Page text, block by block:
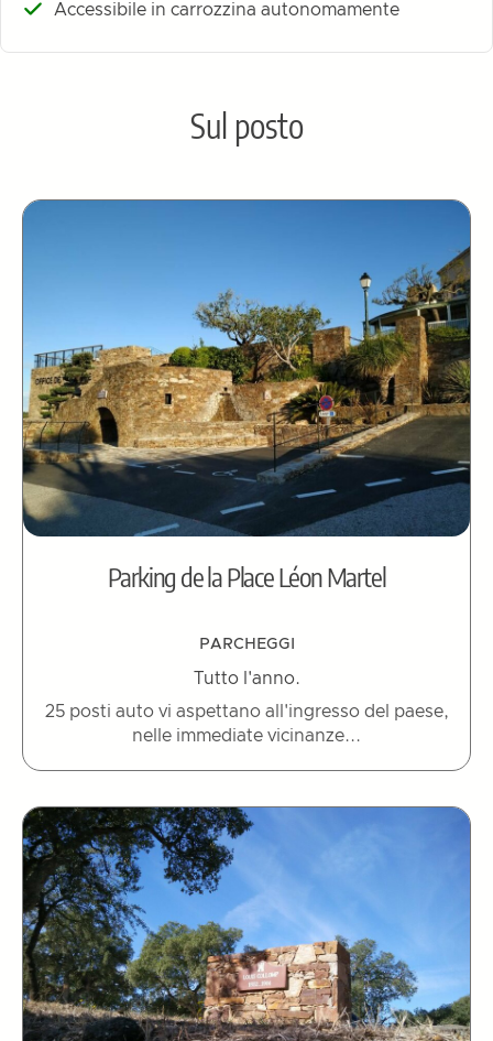
Accessibile in carrozzina autonomamente
Sul posto
Parking de la Place Léon Martel
PARCHEGGI
Tutto l'anno.
25 posti auto vi aspettano all'ingresso del paese,
nelle immediate vicinanze...